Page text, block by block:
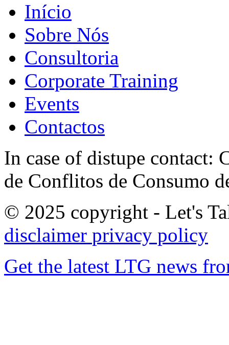
Início
Sobre Nós
Consultoria
Corporate Training
Events
Contactos
In case of distupe contact:
de Conflitos de Consumo
© 2025 copyright - Let's
disclaimer privacy policy
Get the latest LTG news